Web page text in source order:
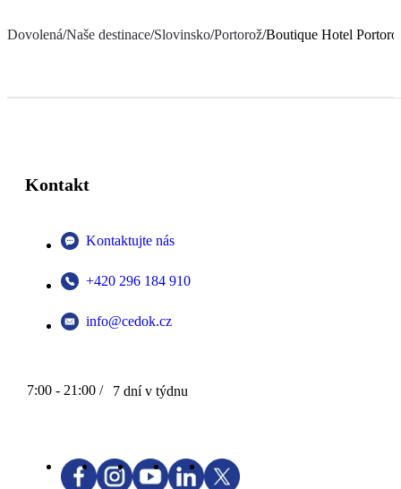
Dovolená/Naše destinace/Slovinsko/Portorož/Boutique Hotel
Kontakt
Kontaktujte nás
+420 296 184 910
info@cedok.cz
7:00 - 21:00 / 7 dní v týdnu